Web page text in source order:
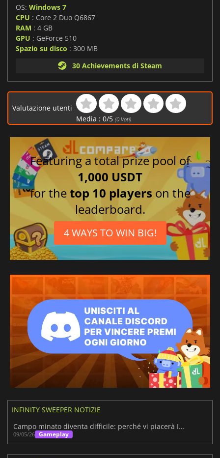
OS: Windows 7
CPU : Core 2 Duo Q6867
RAM : 4 GB
GPU : GeForce 510
Spazio su disco : 300 MB
30 Achievements di Steam
Valutazione utenti
Media : 0/5 (0Voti)
Featuring a total prize pool of
1,000 USDT
for thetop 10 players on the
leaderboard.
4 WAYS TO WIN BIG!
INFINITY SWEEPER NOTIZIE
Campo minato diventa difficile: perché vi piacerà Infinity Sweeper
09/05/26 Gameplay